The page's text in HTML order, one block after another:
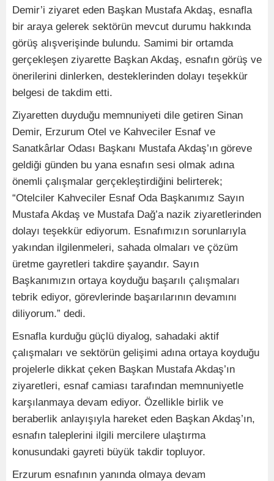
Demir’i ziyaret eden Başkan Mustafa Akdaş, esnafla
bir araya gelerek sektörün mevcut durumu hakkında
görüş alışverişinde bulundu. Samimi bir ortamda
gerçekleşen ziyarette Başkan Akdaş, esnafın görüş ve
önerilerini dinlerken, desteklerinden dolayı teşekkür
belgesi de takdim etti.
Ziyaretten duyduğu memnuniyeti dile getiren Sinan
Demir, Erzurum Otel ve Kahveciler Esnaf ve
Sanatkârlar Odası Başkanı Mustafa Akdaş’ın göreve
geldiği günden bu yana esnafın sesi olmak adına
önemli çalışmalar gerçekleştirdiğini belirterek;
“Otelciler Kahveciler Esnaf Oda Başkanımız Sayın
Mustafa Akdaş ve Mustafa Dağ’a nazik ziyaretlerinden
dolayı teşekkür ediyorum. Esnafımızın sorunlarıyla
yakından ilgilenmeleri, sahada olmaları ve çözüm
üretme gayretleri takdire şayandır. Sayın
Başkanımızın ortaya koyduğu başarılı çalışmaları
tebrik ediyor, görevlerinde başarılarının devamını
diliyorum.” dedi.
Esnafla kurduğu güçlü diyalog, sahadaki aktif
çalışmaları ve sektörün gelişimi adına ortaya koyduğu
projelerle dikkat çeken Başkan Mustafa Akdaş’ın
ziyaretleri, esnaf camiası tarafından memnuniyetle
karşılanmaya devam ediyor. Özellikle birlik ve
beraberlik anlayışıyla hareket eden Başkan Akdaş’ın,
esnafın taleplerini ilgili mercilere ulaştırma
konusundaki gayreti büyük takdir topluyor.
Erzurum esnafının yanında olmaya devam